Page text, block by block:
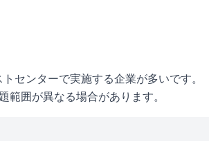
トセンターで実施する企業が多いです。
範囲が異なる場合があります。